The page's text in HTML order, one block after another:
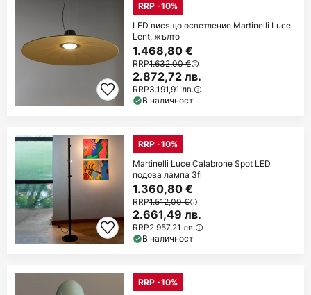
RRP -10%
LED висящо осветление Martinelli Luce
Lent, жълто
1.468,80 €
RRP1.632,00 €
2.872,72 лв.
RRP3.191,91 лв.
В наличност
RRP -10%
Martinelli Luce Calabrone Spot LED
подова лампа 3fl
1.360,80 €
RRP1.512,00 €
2.661,49 лв.
RRP2.957,21 лв.
В наличност
RRP -10%